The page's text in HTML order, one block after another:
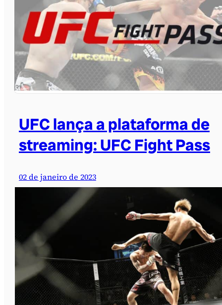
UFC lança a plataforma de
streaming: UFC Fight Pass
02 de janeiro de 2023